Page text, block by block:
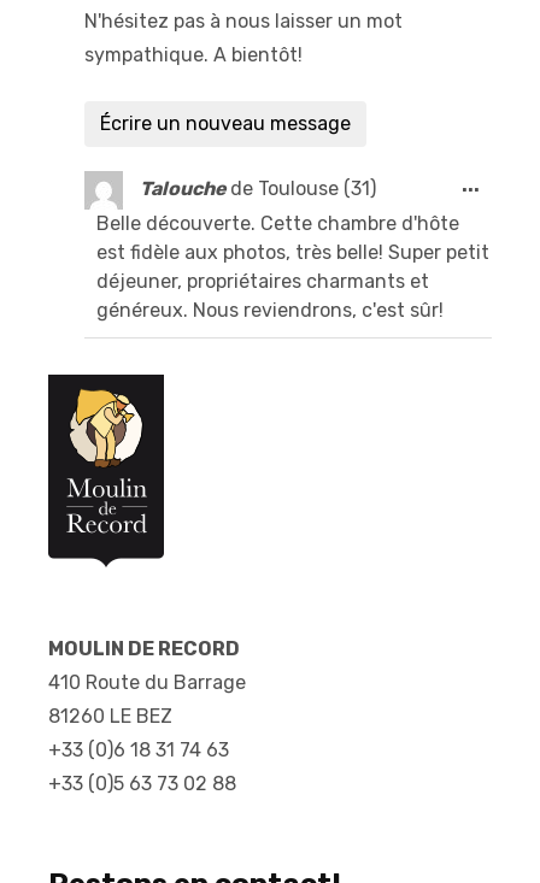
N'hésitez pas à nous laisser un mot
sympathique. A bientôt!
Talouche de Toulouse (31)
Belle découverte. Cette chambre d'hôte
est fidèle aux photos, très belle! Super petit
déjeuner, propriétaires charmants et
généreux. Nous reviendrons, c'est sûr!
...
boîte
MOULIN DE RECORD
410 Route du Barrage
81260 LE BEZ
+33 (0)6 18 31 74 63
+33 (0)5 63 73 02 88